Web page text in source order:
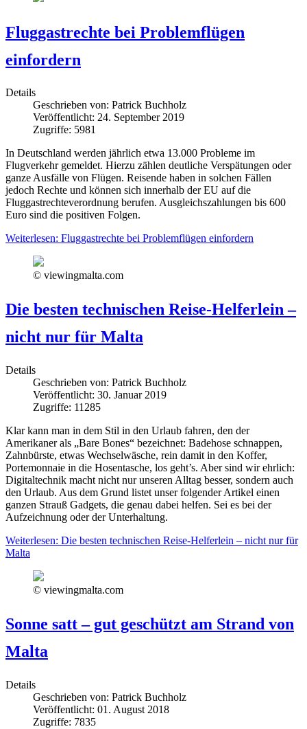
Fluggastrechte bei Problemflügen
einfordern
Details
Geschrieben von: Patrick Buchholz
Veröffentlicht: 24. September 2019
Zugriffe: 5981
In Deutschland werden jährlich etwa 13.000 Probleme im
Flugverkehr gemeldet. Hierzu zählen deutliche Verspätungen oder
ganze Ausfälle von Flügen. Reisende haben in solchen Fällen
jedoch Rechte und können sich innerhalb der EU auf die
Fluggastrechteverordnung berufen. Ausgleichszahlungen bis 600
Euro sind die positiven Folgen.
Weiterlesen: Fluggastrechte bei Problemflügen einfordern
© viewingmalta.com
Die besten technischen Reise-Helferlein –
nicht nur für Malta
Details
Geschrieben von: Patrick Buchholz
Veröffentlicht: 30. Januar 2019
Zugriffe: 11285
Klar kann man in dem Stil in den Urlaub fahren, den der
Amerikaner als „Bare Bones“ bezeichnet: Badehose schnappen,
Zahnbürste, etwas Wechselwäsche, rein damit in den Koffer,
Portemonnaie in die Hosentasche, los geht’s. Aber sind wir ehrlich:
Digitaltechnik macht nicht nur unseren Alltag besser, sondern auch
den Urlaub. Aus dem Grund listet unser folgender Artikel einen
ganzen Strauß Gadgets, die genau dabei helfen. Sei es bei der
Aufzeichnung oder der Unterhaltung.
Weiterlesen: Die besten technischen Reise-Helferlein – nicht nur für
Malta
© viewingmalta.com
Sonne satt – gut geschützt am Strand von
Malta
Details
Geschrieben von: Patrick Buchholz
Veröffentlicht: 01. August 2018
Zugriffe: 7835